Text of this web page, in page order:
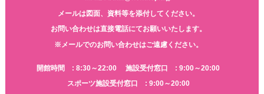
メールは図面、資料等を添付してください。
お問い合わせは直接電話にてお願いいたします。
※メールでのお問い合わせはご遠慮ください。
開館時間 : 8:30～22:00
施設受付窓口 : 9:00～20:00
スポーツ施設受付窓口 : 9:00～20:00